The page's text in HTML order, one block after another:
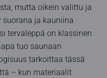
mutta oikein valittu ja
suorana ja kauniina
tervaleppä on klassinen
tuo saunaan
tarkoittaa tässä
– kun materiaalit